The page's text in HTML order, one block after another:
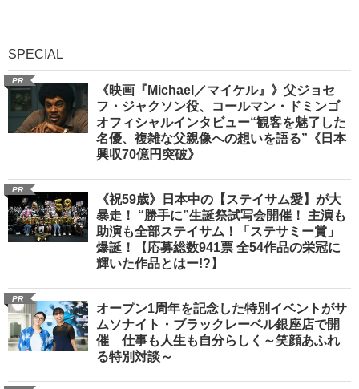
SPECIAL
PR
《映画『Michael／マイケル』》父ジョセ
フ・ジャクソン役、コールマン・ドミンゴ
オフィシャルインタビュー“観客を魅了した
名優、複雑な父親像への想いを語る”《日本
興収70億円突破》
PR
《祝59歳》日本中の【ステイサム愛】が大
暴走！ “勝手に”生誕祭試写会開催！ 主演も
助演も全部ステイサム！「ステサミー賞」
爆誕！【応募総数941票 全54作品の栄冠に
輝いた作品とはー!?】
PR
オープン1周年を記念した特別イベントがサ
ムソナイト・ブラックレーベル銀座店で開
催 仕事も人生も自分らしく～笑顔あふれ
る特別対談～